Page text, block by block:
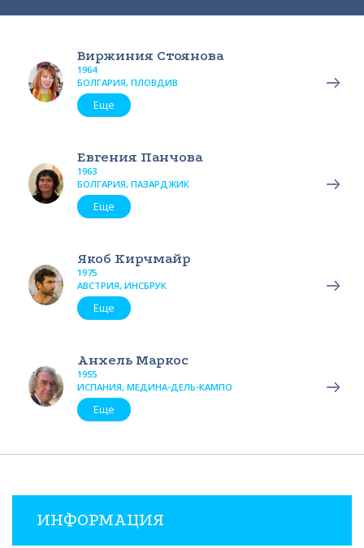
Виржиния Стоянова
1964
БОЛГАРИЯ, ПЛОВДИВ
Еще
Евгения Панчова
1963
БОЛГАРИЯ, ПАЗАРДЖИК
Еще
Якоб Кирчмайр
1975
АВСТРИЯ, ИНСБРУК
Еще
Анхель Маркос
1955
ИСПАНИЯ, МЕДИНА-ДЕЛЬ-КАМПО
Еще
ИНФОРМАЦИЯ